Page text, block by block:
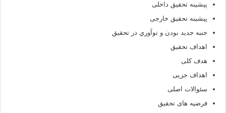
پیشینه تحقیق داخلی
پیشینه تحقیق خارجی
جنبه جديد بودن و نوآوري در تحقيق
اهداف تحقیق
هدف کلی
اهداف جزیی
سئوالات اصلی
فرضیه های تحقیق